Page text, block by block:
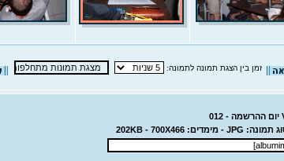
זמן בין הצגת תמונה לתמונה: